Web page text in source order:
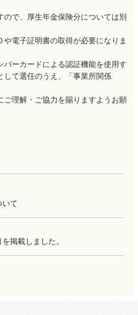
で、厚生年金保険分については別
電子証明書の取得が必要になりま
ーカードによる認証機能を使用す
して選任のうえ、「事業所関係
理解・ご協力を賜りますようお願
いて
掲載しました。